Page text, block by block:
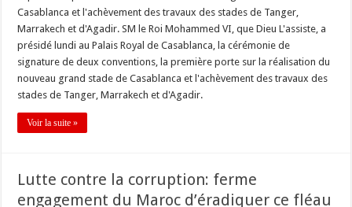
Casablanca et l'achèvement des travaux des stades de Tanger,
Marrakech et d'Agadir. SM le Roi Mohammed VI, que Dieu L'assiste, a
présidé lundi au Palais Royal de Casablanca, la cérémonie de
signature de deux conventions, la première porte sur la réalisation du
nouveau grand stade de Casablanca et l'achèvement des travaux des
stades de Tanger, Marrakech et d'Agadir.
Voir la suite »
Lutte contre la corruption: ferme
engagement du Maroc d’éradiquer ce fléau